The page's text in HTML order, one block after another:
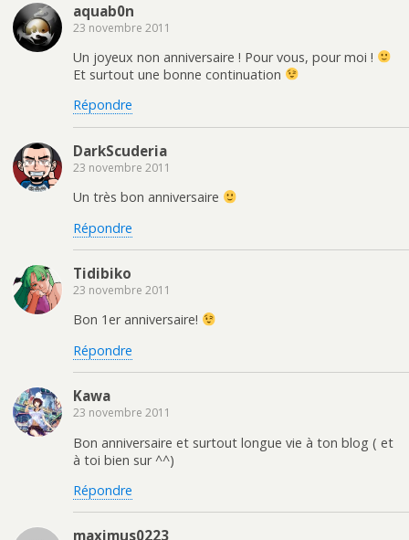
aquab0n
23 novembre 2011
Un joyeux non anniversaire ! Pour vous, pour moi !
Et surtout une bonne continuation
Répondre
DarkScuderia
23 novembre 2011
Un très bon anniversaire
Répondre
Tidibiko
23 novembre 2011
Bon 1er anniversaire!
Répondre
Kawa
23 novembre 2011
Bon anniversaire et surtout longue vie à ton blog ( et
à toi bien sur ^^)
Répondre
maximus0223